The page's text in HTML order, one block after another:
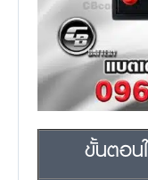
ขั้นตอน